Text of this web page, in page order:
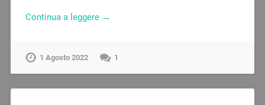
Continua a leggere →
1 Agosto 2022 1